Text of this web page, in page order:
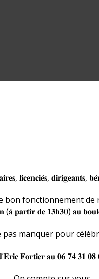
𝐥𝐢𝐜𝐞𝐧𝐜𝐢𝐞́𝐬, 𝐝𝐢𝐫𝐢𝐠𝐞𝐚𝐧𝐭𝐬,
fonctionnement de
(𝐚̀ 𝐩𝐚𝐫𝐭𝐢𝐫 𝐝𝐞 𝟏𝟑𝐡𝟑𝟎) 𝐚𝐮
manquer pour
𝐅𝐨𝐫𝐭𝐢𝐞𝐫 𝐚𝐮 𝟎𝟔 𝟕𝟒 𝟑𝟏